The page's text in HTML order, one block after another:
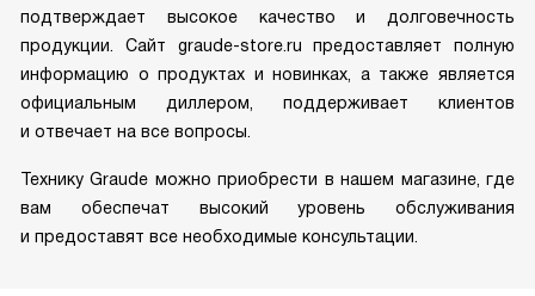
подтверждает высокое качество и долговечность
продукции. Сайт graude-store.ru предоставляет полную
информацию о продуктах и новинках, а также является
официальным диллером, поддерживает клиентов
и отвечает на все вопросы.
Технику Graude можно приобрести в нашем магазине, где
вам обеспечат высокий уровень обслуживания
и предоставят все необходимые консультации.